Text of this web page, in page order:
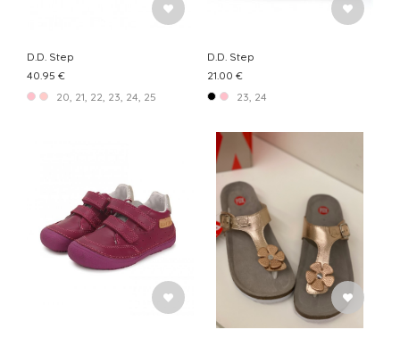
D.D. Step
40.95 €
20, 21, 22, 23, 24, 25
D.D. Step
21.00 €
23, 24